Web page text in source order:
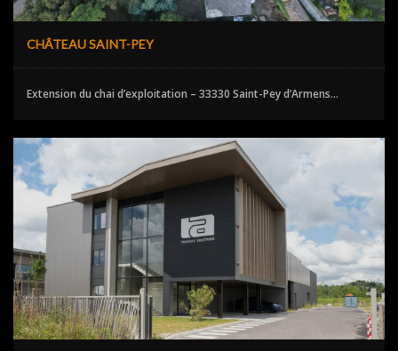
CHÂTEAU SAINT-PEY
Extension du chai d’exploitation – 33330 Saint-Pey d’Armens...